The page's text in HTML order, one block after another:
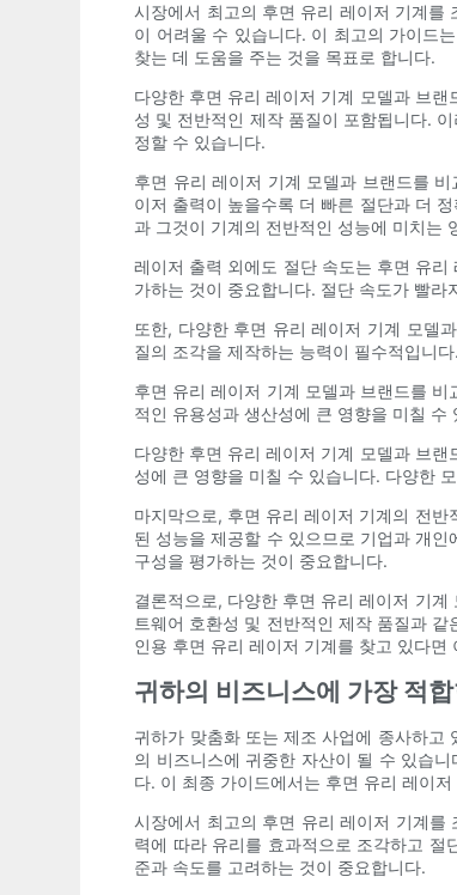
시장에서 최고의 후면 유리 레이저 기계를
이 어려울 수 있습니다. 이 최고의 가이드
찾는 데 도움을 주는 것을 목표로 합니다.
다양한 후면 유리 레이저 기계 모델과 브
성 및 전반적인 제작 품질이 포함됩니다.
정할 수 있습니다.
후면 유리 레이저 기계 모델과 브랜드를
이저 출력이 높을수록 더 빠른 절단과 더
과 그것이 기계의 전반적인 성능에 미치는
레이저 출력 외에도 절단 속도는 후면 유
가하는 것이 중요합니다. 절단 속도가 빨
또한, 다양한 후면 유리 레이저 기계 모델
질의 조각을 제작하는 능력이 필수적입니
후면 유리 레이저 기계 모델과 브랜드를
적인 유용성과 생산성에 큰 영향을 미칠
다양한 후면 유리 레이저 기계 모델과 브
성에 큰 영향을 미칠 수 있습니다. 다양한
마지막으로, 후면 유리 레이저 기계의 전
된 성능을 제공할 수 있으므로 기업과 개
구성을 평가하는 것이 중요합니다.
결론적으로, 다양한 후면 유리 레이저 기
트웨어 호환성 및 전반적인 제작 품질과
인용 후면 유리 레이저 기계를 찾고 있다
귀하의 비즈니스에 가장 적
귀하가 맞춤화 또는 제조 사업에 종사하고
의 비즈니스에 귀중한 자산이 될 수 있습
다. 이 최종 가이드에서는 후면 유리 레이
시장에서 최고의 후면 유리 레이저 기계
력에 따라 유리를 효과적으로 조각하고
준과 속도를 고려하는 것이 중요합니다.